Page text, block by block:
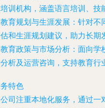
训机构，涵盖语言培训、技
教育规划与生涯发展 ：针对
和生涯规划建议，助力长期
教育政策与市场分析 ：面向
析及运营咨询，支持教育行
特色
司注重本地化服务，通过